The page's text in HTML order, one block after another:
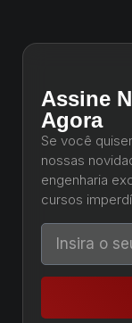
Assine
Agora
Se você
nossas
engenharia
cursos